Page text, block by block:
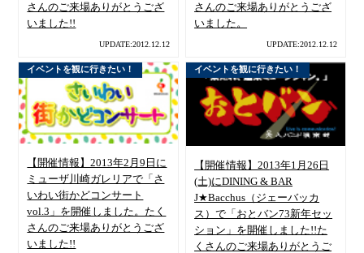
さんのご来場ありがとうござ
いました!!
UPDATE:2012.12.12
さんのご来場ありがとうござ
いました。
UPDATE:2012.12.12
イベントを観に行きたい！
【開催情報】2013年2月9日に
ミューザ川崎ガレリアで「さ
いわい街かどコンサート
vol.3」を開催しました。たく
さんのご来場ありがとうござ
いました!!
イベントを観に行きたい！
【開催情報】2013年1月26日
(土)にDINING & BAR
J★Bacchus（ジェーバッカ
ス）で「おとバン73新年セッ
ション」を開催しました!!た
くさんのご来場ありがとうご